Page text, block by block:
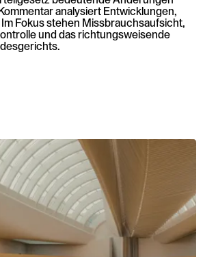
analysiert Entwicklungen,
Im Fokus stehen Missbrauchsaufsicht,
und das richtungsweisende